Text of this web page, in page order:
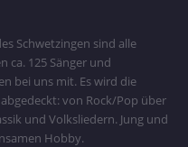
Schwetzingen sind alle
ca. 125 Sänger und
bei uns mit. Es wird die
von Rock/Pop über
und Volksliedern. Jung und
Hobby.